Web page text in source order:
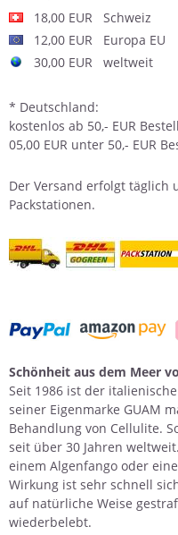
18,00 EUR Schweiz
12,00 EUR Europa EU
30,00 EUR weltweit
* Deutschland:
kostenlos ab 50,- EUR
05,00 EUR unter 50,- EUR
Der Versand erfolgt täglich
Packstationen.
Schönheit aus dem Meer
Seit 1986 ist der
seiner Eigenmarke GUAM
Behandlung von Cellulite.
seit über 30 Jahren
einem Algenfango oder
Wirkung ist sehr schnell
auf natürliche Weise
wiederbelebt.